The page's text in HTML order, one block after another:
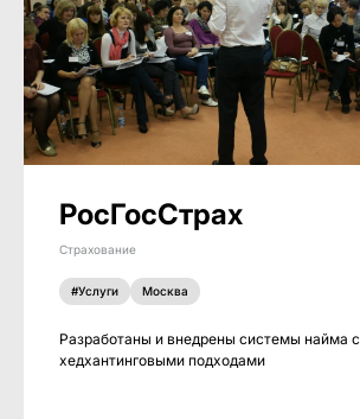
РосГосСтрах
Страхование
#Услуги Москва
Разработаны и внедрены системы найма с
хедхантинговыми подходами